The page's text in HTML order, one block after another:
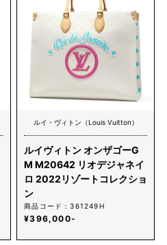
ルイ・ヴィトン（Louis Vuitton）
ルイヴィトン オンザゴーG
M M20642 リオデジャネイ
ロ 2022リゾートコレクショ
ン
商品コード：361249H
¥396,000-